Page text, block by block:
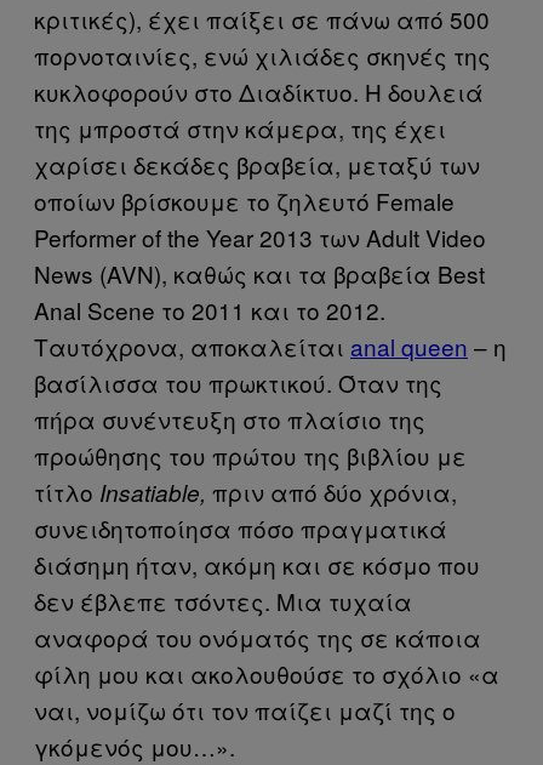
κριτικές), έχει παίξει σε πάνω από 500
πορνοταινίες, ενώ χιλιάδες σκηνές της
κυκλοφορούν στο Διαδίκτυο. Η δουλειά
της μπροστά στην κάμερα, της έχει
χαρίσει δεκάδες βραβεία, μεταξύ των
οποίων βρίσκουμε το ζηλευτό Female
Performer of the Year 2013 των Adult Video
News (AVN), καθώς και τα βραβεία Best
Anal Scene το 2011 και το 2012.
Ταυτόχρονα, αποκαλείται anal queen – η
βασίλισσα του πρωκτικού. Όταν της
πήρα συνέντευξη στο πλαίσιο της
προώθησης του πρώτου της βιβλίου με
τίτλο Insatiable, πριν από δύο χρόνια,
συνειδητοποίησα πόσο πραγματικά
διάσημη ήταν, ακόμη και σε κόσμο που
δεν έβλεπε τσόντες. Μια τυχαία
αναφορά του ονόματός της σε κάποια
φίλη μου και ακολουθούσε το σχόλιο «α
ναι, νομίζω ότι τον παίζει μαζί της ο
γκόμενός μου…».